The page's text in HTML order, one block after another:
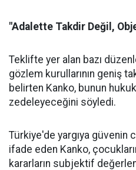
"Adalette Takdir Değil,
Teklifte yer alan bazı
gözlem kurullarının geniş
belirten Kanko, bunun
zedeleyeceğini söyledi.
Türkiye'de yargıya güvenin
ifade eden Kanko,
kararların subjektif